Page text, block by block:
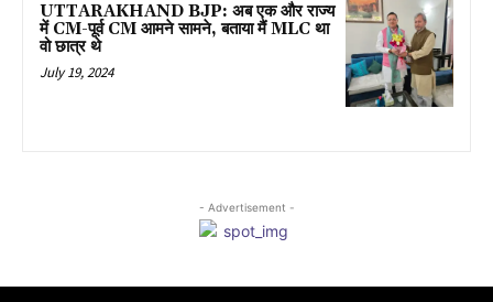
UTTARAKHAND BJP: अब एक और राज्य
में CM-पूर्व CM आमने सामने, बताया मैं MLC था
वो छात्र थे
July 19, 2024
- Advertisement -